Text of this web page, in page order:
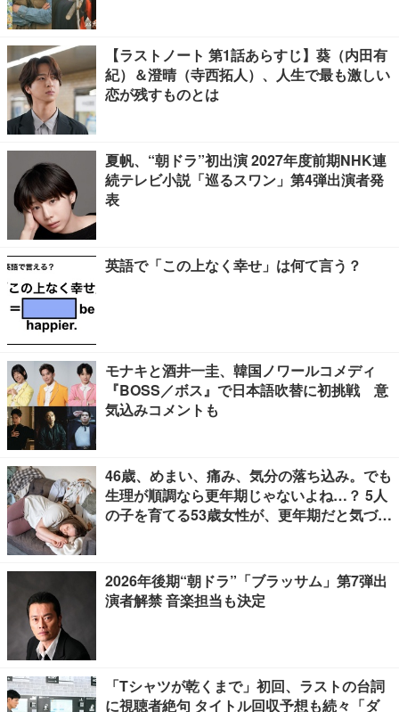
【ラストノート 第1話あらすじ】葵（内田有
紀）＆澄晴（寺西拓人）、人生で最も激しい
恋が残すものとは
夏帆、“朝ドラ”初出演 2027年度前期NHK連
続テレビ小説「巡るスワン」第4弾出演者発
表
英語で「この上なく幸せ」は何て言う？
モナキと酒井一圭、韓国ノワールコメディ
『BOSS／ボス』で日本語吹替に初挑戦 意
気込みコメントも
46歳、めまい、痛み、気分の落ち込み。でも
生理が順調なら更年期じゃないよね…？ 5人
の子を育てる53歳女性が、更年期だと気づく
2026年後期“朝ドラ”「ブラッサム」第7弾出
演者解禁 音楽担当も決定
「Tシャツが乾くまで」初回、ラストの台詞
に視聴者絶句 タイトル回収予想も続々「ダ